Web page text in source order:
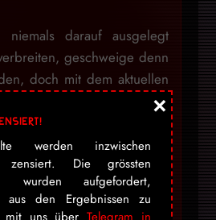
darauf ausgelegt
geschweige denn
doch mit dem aktuellen
ich einfach nicht anders,
welche sonst auf allen
zensiert werden, hier
ist dabei bewusst, dass die
auf viele diesbezüglich
ich werde dies aber
werden inzwischen
zensiert. Die grössten
wurden aufgefordert,
aus den Ergebnissen zu
mit uns überTelegram in
×